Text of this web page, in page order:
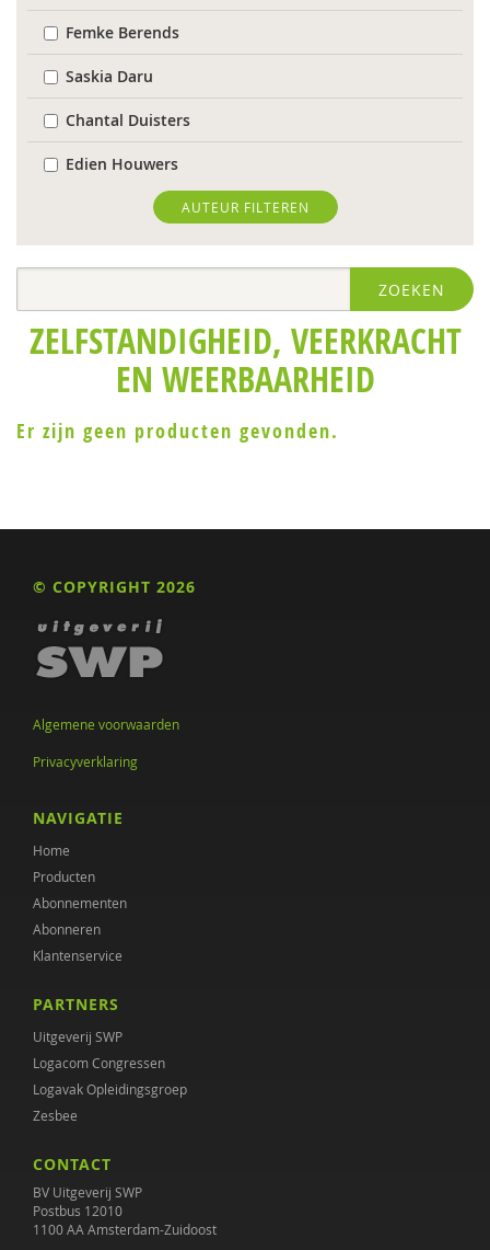
Femke Berends
Saskia Daru
Chantal Duisters
Edien Houwers
Jeannette Ooink
Annemarie van Vonderen
AUTEUR FILTEREN
ZOEKEN
ZELFSTANDIGHEID, VEERKRACHT
EN WEERBAARHEID
Er zijn geen producten gevonden.
© COPYRIGHT 2026
Algemene voorwaarden
Privacyverklaring
NAVIGATIE
Home
Producten
Abonnementen
Abonneren
Klantenservice
PARTNERS
Uitgeverij SWP
Logacom Congressen
Logavak Opleidingsgroep
Zesbee
CONTACT
BV Uitgeverij SWP
Postbus 12010
1100 AA Amsterdam-Zuidoost